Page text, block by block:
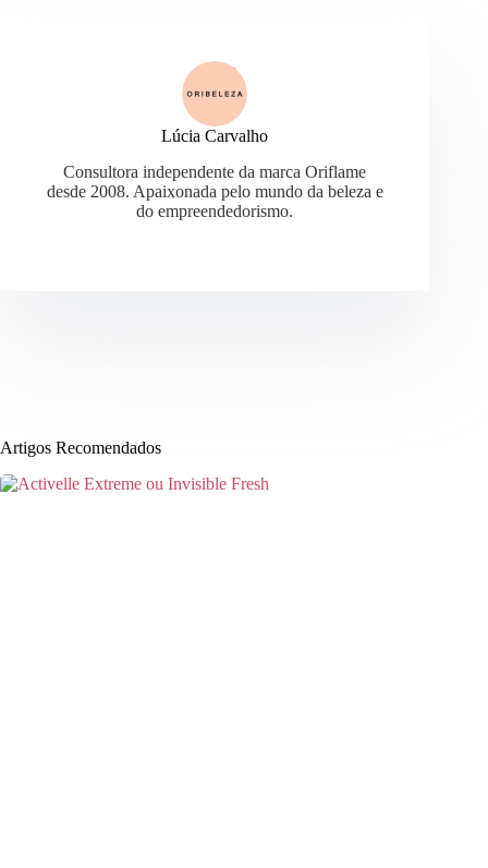
Lúcia Carvalho
Consultora independente da marca Oriflame
desde 2008. Apaixonada pelo mundo da beleza e
do empreendedorismo.
Artigos Recomendados